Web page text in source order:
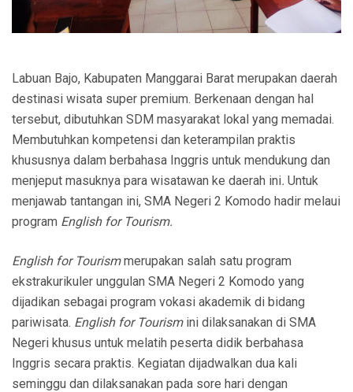
Labuan Bajo, Kabupaten Manggarai Barat merupakan daerah
destinasi wisata super premium. Berkenaan dengan hal
tersebut, dibutuhkan SDM masyarakat lokal yang memadai.
Membutuhkan kompetensi dan keterampilan praktis
khususnya dalam berbahasa Inggris untuk mendukung dan
menjeput masuknya para wisatawan ke daerah ini. Untuk
menjawab tantangan ini, SMA Negeri 2 Komodo hadir melaui
program English for Tourism.
English for Tourismmerupakan salah satu program
ekstrakurikuler unggulan SMA Negeri 2 Komodo yang
dijadikan sebagai program vokasi akademik di bidang
pariwisata. English for Tourismini dilaksanakan di SMA
Negeri khusus untuk melatih peserta didik berbahasa
Inggris secara praktis. Kegiatan dijadwalkan dua kali
seminggu dan dilaksanakan pada sore hari dengan